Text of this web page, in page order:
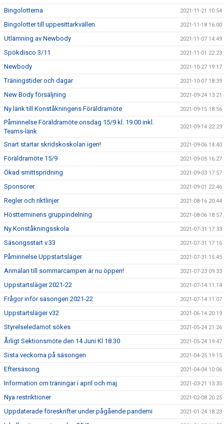
Bingolotterna 2021-11-21 10:54
Bingolotter till uppesittarkvällen 2021-11-18 16:00
Utlämning av Newbody 2021-11-07 14:49
Spökdisco 3/11 2021-11-01 22:23
Newbody 2021-10-27 19:17
Träningstider och dagar 2021-10-07 18:39
New Body försäljning 2021-09-24 13:21
Ny länk till Konståkningens Föräldramöte 2021-09-15 18:56
Påminnelse Föräldramöte onsdag 15/9 kl. 19.00 inkl.
Teams-länk
2021-09-14 22:29
Snart startar skridskoskolan igen! 2021-09-06 14:40
Föräldramöte 15/9 2021-09-05 16:27
Ökad smittspridning 2021-09-03 17:57
Sponsorer 2021-09-01 22:46
Regler och riktlinjer 2021-08-16 20:44
Höstterminens gruppindelning 2021-08-06 18:57
Ny Konståkningsskola 2021-07-31 17:33
Säsongsstart v.33 2021-07-31 17:16
Påminnelse Uppstartsläger 2021-07-31 15:45
Anmälan till sommarcampen är nu öppen! 2021-07-23 09:33
Uppstartsläger 2021-22 2021-07-14 11:14
Frågor inför säsongen 2021-22 2021-07-14 11:07
Uppstartsläger v32 2021-06-14 20:19
Styrelseledamot sökes 2021-05-24 21:26
Årligt Sektionsmöte den 14 Juni Kl 18.30 2021-05-24 19:47
Sista veckorna på säsongen 2021-04-25 19:15
Eftersäsong 2021-04-04 10:06
Information om träningar i april och maj 2021-03-21 13:35
Nya restriktioner 2021-02-08 20:25
Uppdaterade föreskrifter under pågående pandemi 2021-01-24 18:23